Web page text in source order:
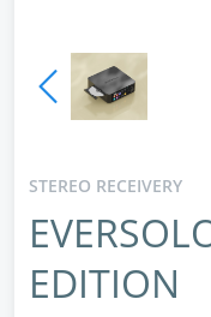
STEREO RECEIVERY
EDITION